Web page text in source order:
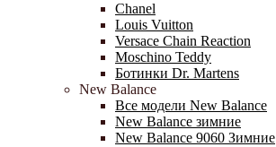
Chanel
Louis Vuitton
Versace Chain Reaction
Moschino Teddy
Ботинки Dr. Martens
New Balance
Все модели New Balance
New Balance зимние
New Balance 9060 Зимние